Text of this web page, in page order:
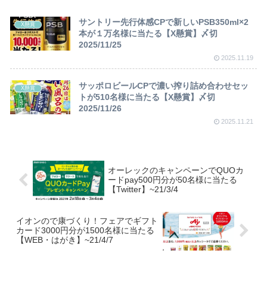
X懸賞
サントリー先行体感CPで新しいPSB350ml×2
本が１万名様に当たる【X懸賞】〆切
2025/11/25
2025.11.19
X懸賞
サッポロビールCPで濃い搾り詰め合わせセッ
トが510名様に当たる【X懸賞】〆切
2025/11/26
2025.11.21
オーレックのキャンペーンでQUOカ
ードpay500円分が50名様に当たる
【Twitter】~21/3/4
イオンので康づくり！フェアでギフト
カード3000円分が1500名様に当たる
【WEB・はがき】~21/4/7